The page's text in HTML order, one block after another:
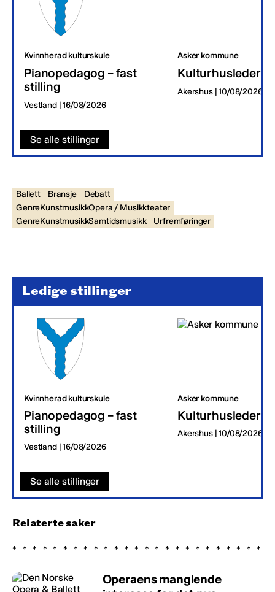
Kvinnherad kulturskule
Pianopedagog – fast
stilling
Vestland | 16/08/2026
Asker kommune
Kulturhusleder
Akershus | 10/08/2026
Se alle stillinger
Ballett Bransje
Debatt
GenreKunstmusikkOpera / Musikkteater
GenreKunstmusikkSamtidsmusikk
Urfremføringer
Ledige stillinger
Kvinnherad kulturskule
Pianopedagog – fast
stilling
Vestland | 16/08/2026
Asker kommune
Kulturhusleder
Akershus | 10/08/2026
Se alle stillinger
Relaterte saker
Operaens manglende